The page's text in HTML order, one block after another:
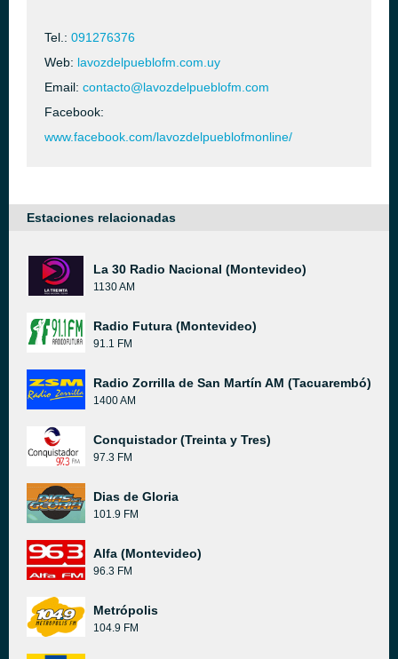
Tel.: 091276376
Web: lavozdelpueblofm.com.uy
Email: contacto@lavozdelpueblofm.com
Facebook:
www.facebook.com/lavozdelpueblofmonline/
Estaciones relacionadas
La 30 Radio Nacional (Montevideo)
1130 AM
Radio Futura (Montevideo)
91.1 FM
Radio Zorrilla de San Martín AM (Tacuarembó)
1400 AM
Conquistador (Treinta y Tres)
97.3 FM
Dias de Gloria
101.9 FM
Alfa (Montevideo)
96.3 FM
Metrópolis
104.9 FM